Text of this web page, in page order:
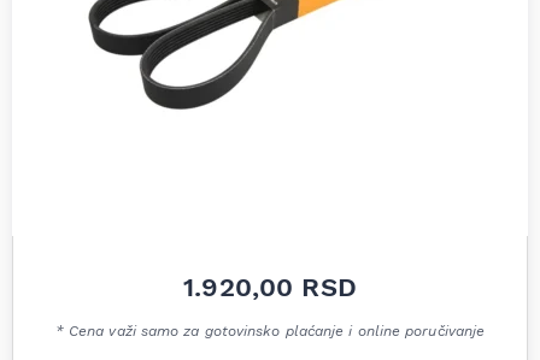
1.920,00 RSD
* Cena važi samo za gotovinsko plaćanje i online poručivanje